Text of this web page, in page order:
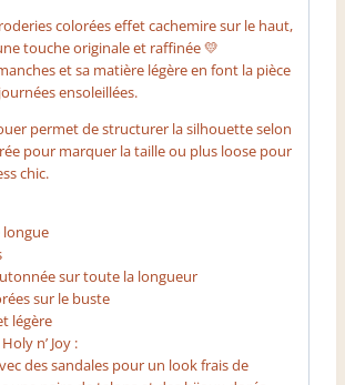
colorées effet cachemire sur le haut,
touche originale et raffinée 💛
et sa matière légère en font la pièce
ensoleillées.
permet de structurer la silhouette selon
pour marquer la taille ou plus loose pour
chic.
longue
sur toute la longueur
sur le buste
légère
n’ Joy :
des sandales pour un look frais de